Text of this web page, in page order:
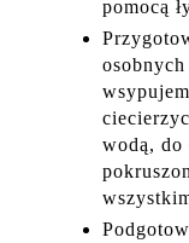
pomocą
wodą, do